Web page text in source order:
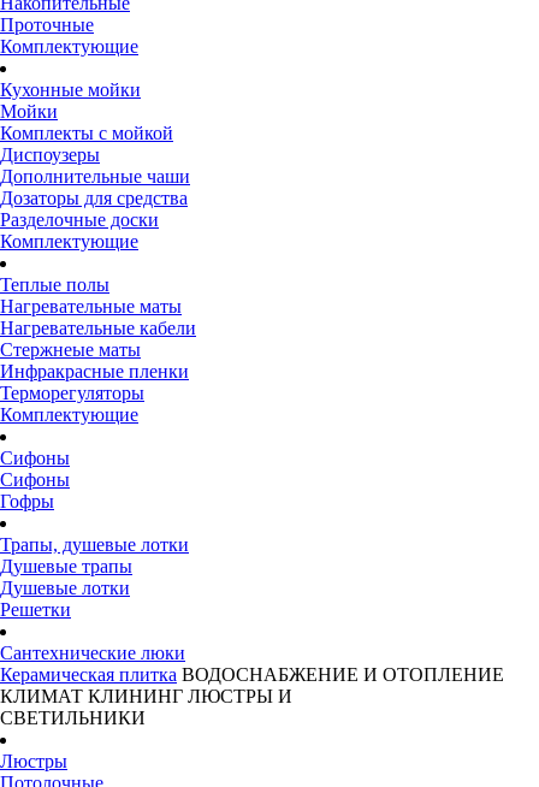
Проточные
Комплектующие
Кухонные мойки
Мойки
Комплекты с мойкой
Диспоузеры
Дополнительные чаши
Дозаторы для средства
Разделочные доски
Комплектующие
Теплые полы
Нагревательные маты
Нагревательные кабели
Стержнеые маты
Инфракрасные пленки
Терморегуляторы
Комплектующие
Сифоны
Сифоны
Гофры
Трапы, душевые лотки
Душевые трапы
Душевые лотки
Решетки
Сантехнические люки
Керамическая плитка ВОДОСНАБЖЕНИЕ И ОТОПЛЕНИЕ
КЛИМАТ КЛИНИНГ ЛЮСТРЫ И
СВЕТИЛЬНИКИ
Люстры
Потолочные